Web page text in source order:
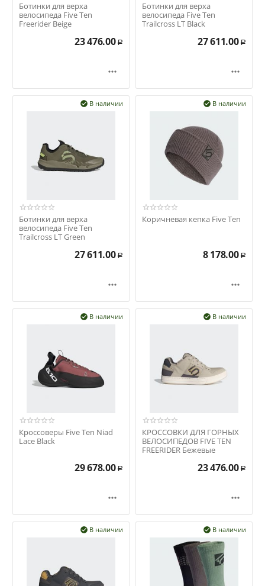
Ботинки для верха
велосипеда Five Ten
Freerider Beige
23 476.00 Р

Ботинки для верха
велосипеда Five Ten
Trailcross LT Black
27 611.00 Р

В наличии

Ботинки для верха
велосипеда Five Ten
Trailcross LT Green
27 611.00 Р

В наличии

Коричневая кепка Five Ten
8 178.00 Р

В наличии

Кроссоверы Five Ten Niad
Lace Black
29 678.00 Р

В наличии

КРОССОВКИ ДЛЯ ГОРНЫХ
ВЕЛОСИПЕДОВ FIVE TEN
FREERIDER Бежевые
23 476.00 Р

В наличии
 В наличии
